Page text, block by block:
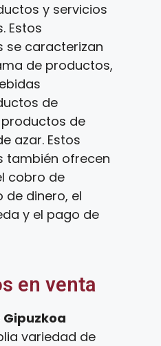
y servicios
Estos
se caracterizan
de productos,
de
de
azar. Estos
también ofrecen
cobro de
de dinero, el
y el pago de
en venta
variedad de